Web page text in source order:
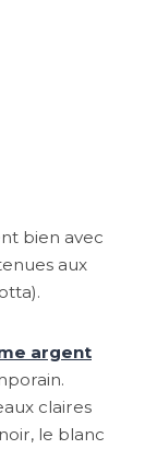
bien avec
aux
argent
claires
le blanc